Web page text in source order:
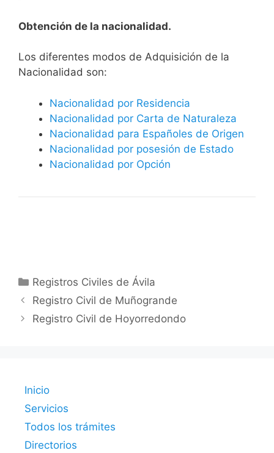
Obtención de la nacionalidad.
​​​Los diferentes modos de Adquisición de la
Nacionalidad son:
Nacionalidad por Residencia
Nacionalidad por Carta de Naturaleza
Nacionalidad para Españoles de Origen
Nacionalidad por posesión de Estado
Nacionalidad por Opción
Categorías
Registros Civiles de Ávila
Registro Civil de Muñogrande
Registro Civil de Hoyorredondo
Inicio
Servicios
Todos los trámites
Directorios